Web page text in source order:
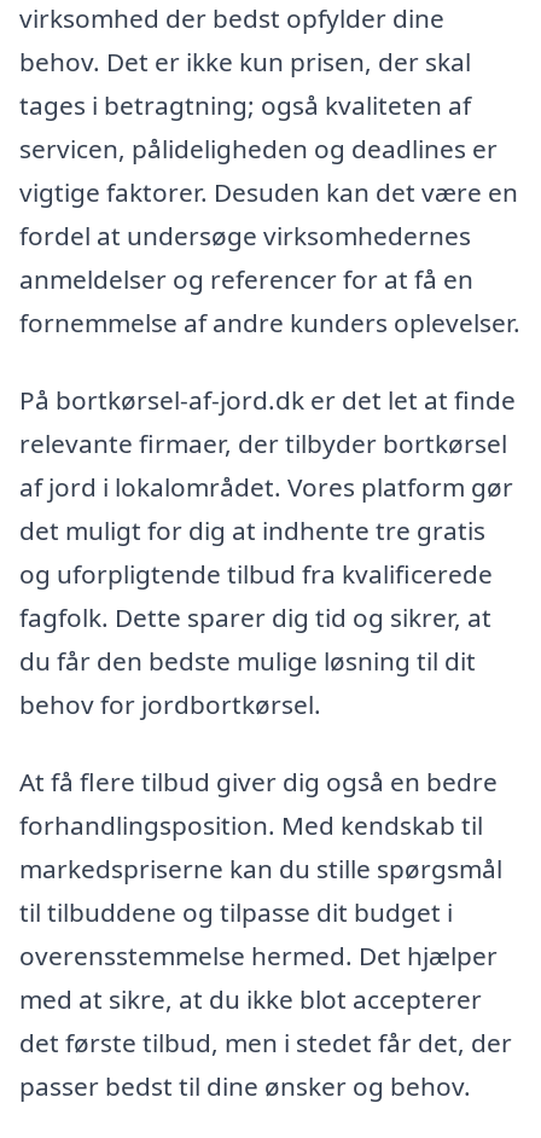
virksomhed der bedst opfylder dine
behov. Det er ikke kun prisen, der skal
tages i betragtning; også kvaliteten af
servicen, pålideligheden og deadlines er
vigtige faktorer. Desuden kan det være en
fordel at undersøge virksomhedernes
anmeldelser og referencer for at få en
fornemmelse af andre kunders oplevelser.
På bortkørsel-af-jord.dk er det let at finde
relevante firmaer, der tilbyder bortkørsel
af jord i lokalområdet. Vores platform gør
det muligt for dig at indhente tre gratis
og uforpligtende tilbud fra kvalificerede
fagfolk. Dette sparer dig tid og sikrer, at
du får den bedste mulige løsning til dit
behov for jordbortkørsel.
At få flere tilbud giver dig også en bedre
forhandlingsposition. Med kendskab til
markedspriserne kan du stille spørgsmål
til tilbuddene og tilpasse dit budget i
overensstemmelse hermed. Det hjælper
med at sikre, at du ikke blot accepterer
det første tilbud, men i stedet får det, der
passer bedst til dine ønsker og behov.